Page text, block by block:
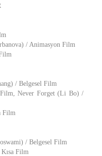
/ Animasyon Film
/ Belgesel Film
Never Forget (Li Bo) /
Film
/ Belgesel Film
Film